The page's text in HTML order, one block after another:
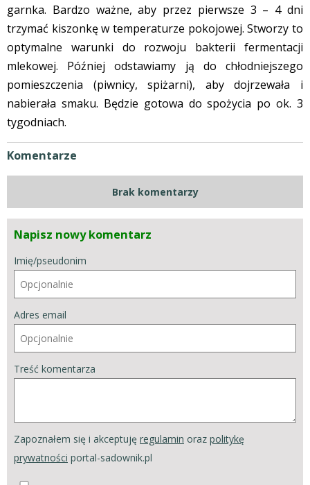
garnka. Bardzo ważne, aby przez pierwsze 3 – 4 dni
trzymać kiszonkę w temperaturze pokojowej. Stworzy to
optymalne warunki do rozwoju bakterii fermentacji
mlekowej. Później odstawiamy ją do chłodniejszego
pomieszczenia (piwnicy, spiżarni), aby dojrzewała i
nabierała smaku. Będzie gotowa do spożycia po ok. 3
tygodniach.
Komentarze
Brak komentarzy
Napisz nowy komentarz
Imię/pseudonim
Adres email
Treść komentarza
Zapoznałem się i akceptuję regulamin oraz politykę
prywatności portal-sadownik.pl